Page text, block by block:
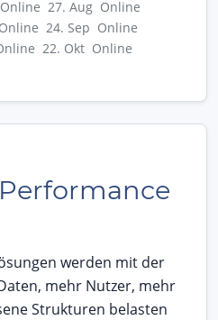
27. Aug Online
24. Sep Online
22. Okt Online
werden mit der
mehr Nutzer, mehr
Strukturen belasten